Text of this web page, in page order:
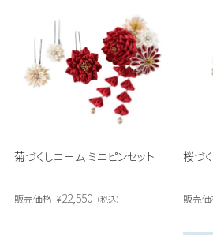
菊づくしコーム ミニピンセット
販売価格 ¥22,550 税込
桜づ
販売